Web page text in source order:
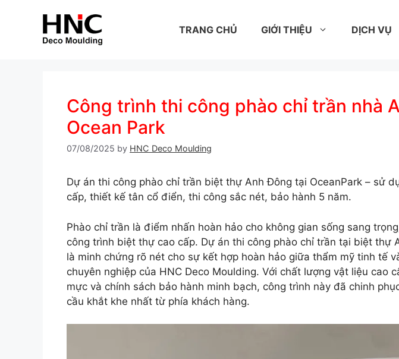
TRANG CHỦ GIỚI THIỆU DỊCH VỤ
Công trình thi công phào chỉ trần nhà
Ocean Park
07/08/2025 by HNC Deco Moulding
Dự án thi công phào chỉ trần biệt thự Anh Đông tại OceanPark – sử
cấp, thiết kế tân cổ điển, thi công sắc nét, bảo hành 5 năm.
Phào chỉ trần là điểm nhấn hoàn hảo cho không gian sống sang
công trình biệt thự cao cấp. Dự án thi công phào chỉ trần tại biệt thự
là minh chứng rõ nét cho sự kết hợp hoàn hảo giữa thẩm mỹ tinh tế
chuyên nghiệp của HNC Deco Moulding. Với chất lượng vật liệu cao
mực và chính sách bảo hành minh bạch, công trình này đã chinh
cầu khắt khe nhất từ phía khách hàng.